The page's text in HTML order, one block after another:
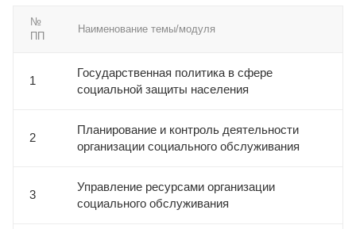
№
ПП
Наименование темы/модуля
1
Государственная политика в сфере
социальной защиты населения
2
Планирование и контроль деятельности
организации социального обслуживания
3
Управление ресурсами организации
социального обслуживания